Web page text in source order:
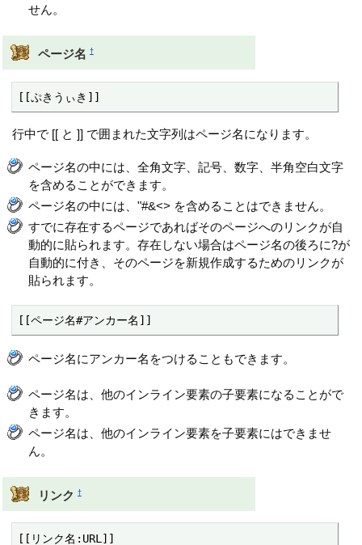
せん。
ページ名 †
[[ぷきうぃき]]
行中で [[ と ]] で囲まれた文字列はページ名になります。
ページ名の中には、全角文字、記号、数字、半角空白文字
を含めることができます。
ページ名の中には、"#&<> を含めることはできません。
すでに存在するページであればそのページへのリンクが自
動的に貼られます。存在しない場合はページ名の後ろに?が
自動的に付き、そのページを新規作成するためのリンクが
貼られます。
[[ページ名#アンカー名]]
ページ名にアンカー名をつけることもできます。
ページ名は、他のインライン要素の子要素になることがで
きます。
ページ名は、他のインライン要素を子要素にはできませ
ん。
リンク †
[[リンク名:URL]]